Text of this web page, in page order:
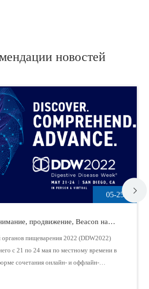
новостей
05-25
продвижение, Beacon на
органов пищеварения 2022 (DDW2022)
с 21 по 24 мая по местному времени в
сочетания онлайн- и оффлайн-